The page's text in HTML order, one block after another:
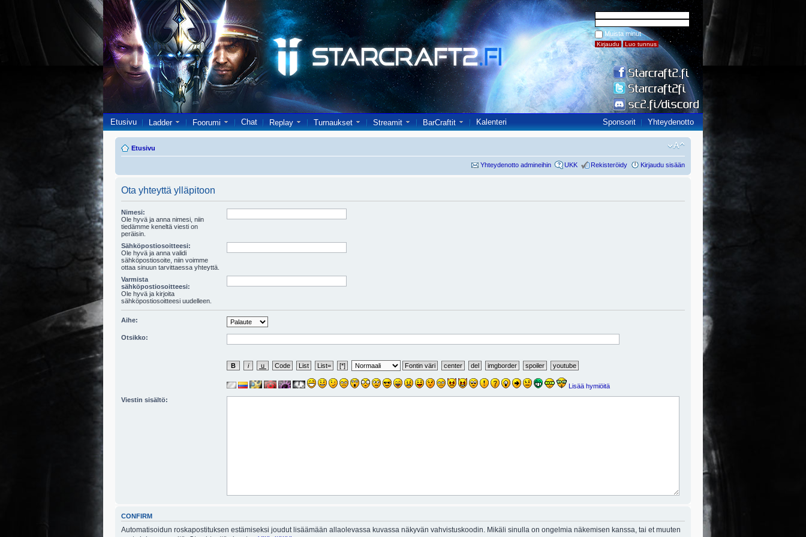
Muista minut
Etusivu Ladder Foorumi Chat Replay Turnaukset Streamit BarCraftit Kalenteri Sponsorit Yhteydenotto
Etusivu
Yhteydenotto admineihin UKK Rekisteröidy Kirjaudu sisään
Ota yhteyttä ylläpitoon
Nimesi:
Ole hyvä ja anna nimesi, niin
tiedämme keneltä viesti on
peräisin.
Sähköpostiosoitteesi:
Ole hyvä ja anna validi
sähköpostiosoite, niin voimme
ottaa sinuun tarvittaessa yhteyttä.
Varmista
sähköpostiosoitteesi:
Ole hyvä ja kirjoita
sähköpostiosoitteesi uudelleen.
Aihe:
Otsikko:
Lisää hymiöitä
Viestin sisältö:
CONFIRM
Automatisoidun roskapostituksen estämiseksi joudut lisäämään allaolevassa kuvassa näkyvän vahvistuskoodin. Mikäli sinulla on ongelmia näkemisen kanssa, tai et muuten